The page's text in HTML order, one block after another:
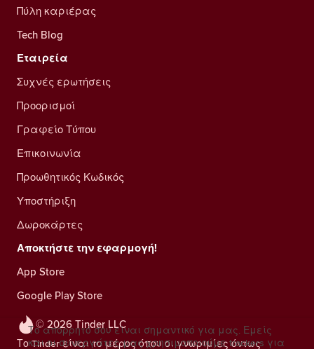
© 2026 Tinder LLC
Το Tinder είναι το μέρος όπου οι γνωριμίες όντως
Πύλη καριέρας
Tech Blog
Εταιρεία
Συχνές ερωτήσεις
Προορισμοί
Γραφείο Τύπου
Επικοινωνία
Προωθητικός Κωδικός
Υποστήριξη
Δωροκάρτες
Αποκτήστε την εφαρμογή!
App Store
Google Play Store
Το απόρρητό σου είναι σημαντικό για μας. Εμείς
και οι συνεργάτες μας χρησιμοποιούμε trackers για